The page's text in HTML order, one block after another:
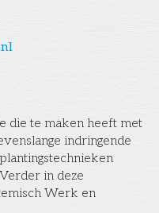
die te maken heeft met
indringende
in deze
Werk en